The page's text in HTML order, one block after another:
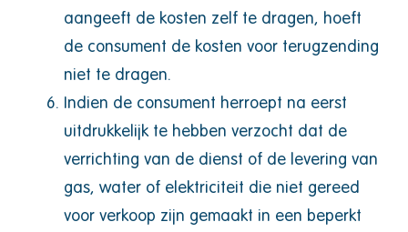
aangeeft de kosten zelf te dragen, hoeft
de consument de kosten voor terugzending
niet te dragen.
Indien de consument herroept na eerst
uitdrukkelijk te hebben verzocht dat de
verrichting van de dienst of de levering van
gas, water of elektriciteit die niet gereed
voor verkoop zijn gemaakt in een beperkt